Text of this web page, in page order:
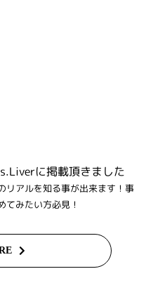
に掲載頂きました
リアルを知る事が出来ます！事
みたい方必見！